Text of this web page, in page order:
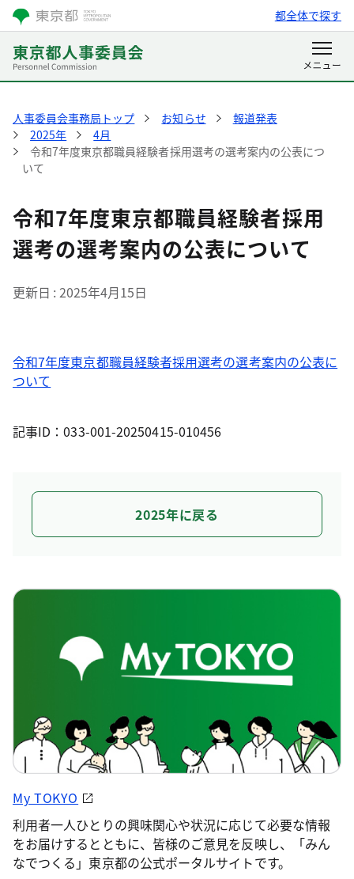
都全体で探す
人事委員会事務局トップ お知らせ
報道発表
2025年
4月
令和7年度東京都職員経験者採用選考の選考案内の公表につ
いて
令和7年度東京都職員経験者採用
選考の選考案内の公表について
更新日 2025年4月15日
令和7年度東京都職員経験者採用選考の選考案内の公表に
ついて
記事ID：033-001-20250415-010456
2025年に戻る
My TOKYO
利用者一人ひとりの興味関心や状況に応じて必要な情報
をお届けするとともに、皆様のご意見を反映し、「みん
なでつくる」東京都の公式ポータルサイトです。